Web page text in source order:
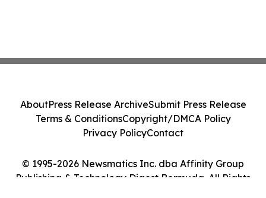
© 1995-2026 Newsmatics Inc. dba Affinity Group
Publishing & Technology Digest Bermuda. All Rights
AboutPress Release ArchiveSubmit Press Release
Terms & ConditionsCopyright/DMCA Policy
Privacy PolicyContact